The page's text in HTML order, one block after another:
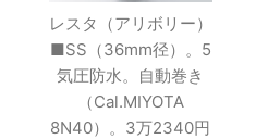
レスタ（アリボリー）
■SS（36mm径）。5
気圧防水。自動巻き
（Cal.MIYOTA
8N40）。3万2340円